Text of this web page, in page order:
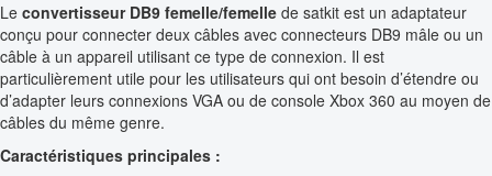
Le convertisseur DB9 femelle/femelle de satkit est un adaptateur
conçu pour connecter deux câbles avec connecteurs DB9 mâle ou un
câble à un appareil utilisant ce type de connexion. Il est
particulièrement utile pour les utilisateurs qui ont besoin d’étendre ou
d’adapter leurs connexions VGA ou de console Xbox 360 au moyen de
câbles du même genre.
Caractéristiques principales :